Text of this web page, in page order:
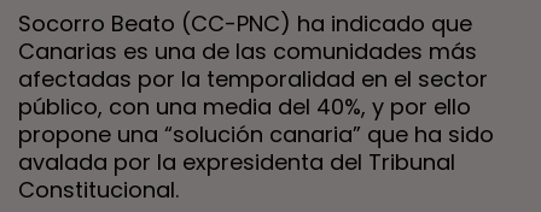
Socorro Beato (CC-PNC) ha indicado que
Canarias es una de las comunidades más
afectadas por la temporalidad en el sector
público, con una media del 40%, y por ello
propone una “solución canaria” que ha sido
avalada por la expresidenta del Tribunal
Constitucional.